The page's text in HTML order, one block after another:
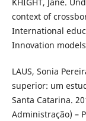
context of
International
Innovation
LAUS, Sonia
superior: um
Santa Catarina.
Administração) –